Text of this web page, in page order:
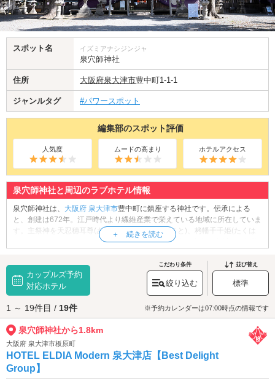
スポット名 イズミアナシジンジャ
泉穴師神社
住所 大阪府泉大津市豊中町1-1-1
ジャンルタグ #パワースポット
編集部のスポット評価
人気度 ムードの高まり ホテルアクセス
泉穴師神社と周辺のラブホテル情報
泉穴師神社は、 大阪府 泉大津市豊中町に鎮座する神社です。伝承による
と、創建は672年。江戸時代より繊維産業で栄えている地域に所在していま
す。主祭神を天忍穗耳尊(あめのおしほみみのみこと)、栲幡千千姫(たくは
たちぢひめのみこと)とし、農耕・紡繊の繁栄、衣食の安定、虫封じ、厄除
豊臣秀頼公により再建された本殿(国の重要文化財)や、慶長年間(1596年か
ら1615年)に秀頼公により再建された拝殿(市の指定有形文化財)など数々の
見どころがあります。参拝を済ませたら、木々の生い茂る「泉穴師神社の
森」を散策してみましょう。
泉穴師神社へは、泉大津エリアのラブホテルからもアクセスが便利です。
カップルズ予約
対応ホテル
こだわり条件
絞り込む
並び替え
標準
1 ～ 19件目 / 19件 ※予約カレンダーは07:00時点の情報です
泉穴師神社から1.8km
大阪府 泉大津市板原町
HOTEL ELDIA Modern 泉大津店【Best Delight
Group】